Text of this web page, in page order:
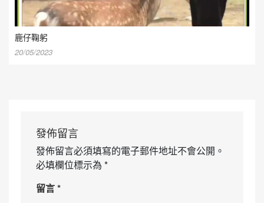
鹿仔鞠躬
20/05/2023
發佈留言
發佈留言必須填寫的電子郵件地址不會公開。
必填欄位標示為 *
留言*